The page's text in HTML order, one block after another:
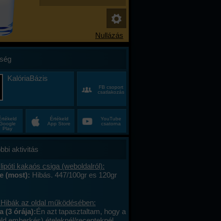
KalóriaBázis
FB csoport
csatlakozás
Play
Értékeld
App Store
YouTube
csatorna
aktivitás
kakaós csiga (weboldalról):
(most): Hibás. 447/100gr es 120gr
az oldal működésében:
(3 órája):Én azt tapasztaltam, hogy a